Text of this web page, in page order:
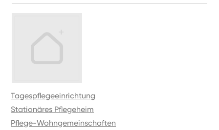
Tagespflegeeinrichtung
Stationäres Pflegeheim
Pflege-Wohngemeinschaften